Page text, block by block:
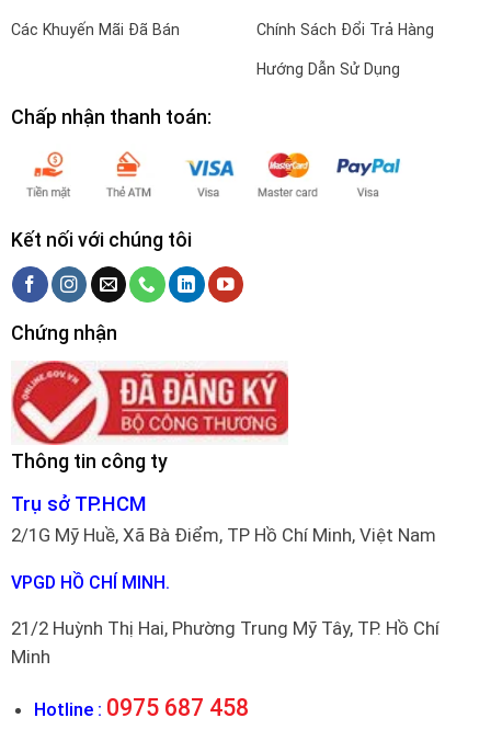
Các Khuyến Mãi Đã Bán Chính Sách Đổi Trả Hàng
Hướng Dẫn Sử Dụng
Chấp nhận thanh toán:
Kết nối với chúng tôi
Chứng nhận
Thông tin công ty
Trụ sở TP.HCM
2/1G Mỹ Huề, Xã Bà Điểm, TP Hồ Chí Minh, Việt Nam
VPGD HỒ CHÍ MINH.
21/2 Huỳnh Thị Hai, Phường Trung Mỹ Tây, TP. Hồ Chí
Minh
Hotline : 0975 687 458